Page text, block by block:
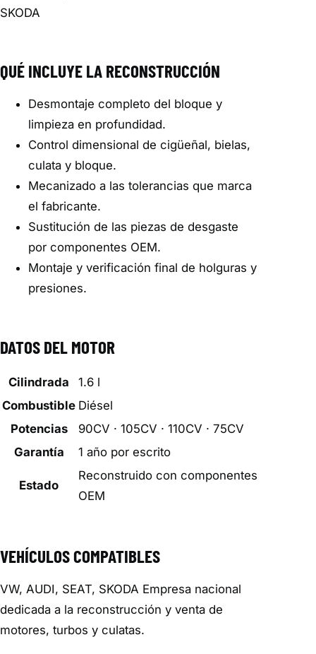
SKODA
QUÉ INCLUYE LA RECONSTRUCCIÓN
Desmontaje completo del bloque y
limpieza en profundidad.
Control dimensional de cigüeñal, bielas,
culata y bloque.
Mecanizado a las tolerancias que marca
el fabricante.
Sustitución de las piezas de desgaste
por componentes OEM.
Montaje y verificación final de holguras y
presiones.
DATOS DEL MOTOR
Cilindrada
1.6 l
Combustible Diésel
Potencias
90CV · 105CV · 110CV · 75CV
Garantía
1 año por escrito
Estado
Reconstruido con componentes
OEM
VEHÍCULOS COMPATIBLES
VW, AUDI, SEAT, SKODA Empresa nacional
dedicada a la reconstrucción y venta de
motores, turbos y culatas.